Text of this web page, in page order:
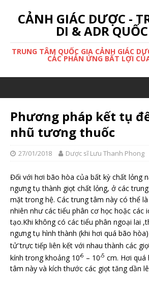
CẢNH GIÁC DƯỢC -
DI & ADR
TRUNG TÂM QUỐC GIA CẢNH GIÁC
CÁC PHẢN ỨNG BẤT LỢI
Phương pháp kết tụ
nhũ tương thuốc
27/01/2018 Dược sĩ Lưu Thanh Phong
Đối với hơi bão hòa của bất kỳ chất lỏng
ngưng tụ thành giọt chất lỏng, ở các
mặt trong hệ. Các trung tâm này có thể
nhiên như các tiểu phân cơ học hoặc các
tạo.Khi không có các tiểu phân ngoại lai
ngưng tụ hình thành (khi hơi quá bão
tử–trực tiếp liên kết với nhau thành các
kính trong khoảng 10’6 – 10′5 cm. Hơi
tâm này và kích thước các giọt tăng dần